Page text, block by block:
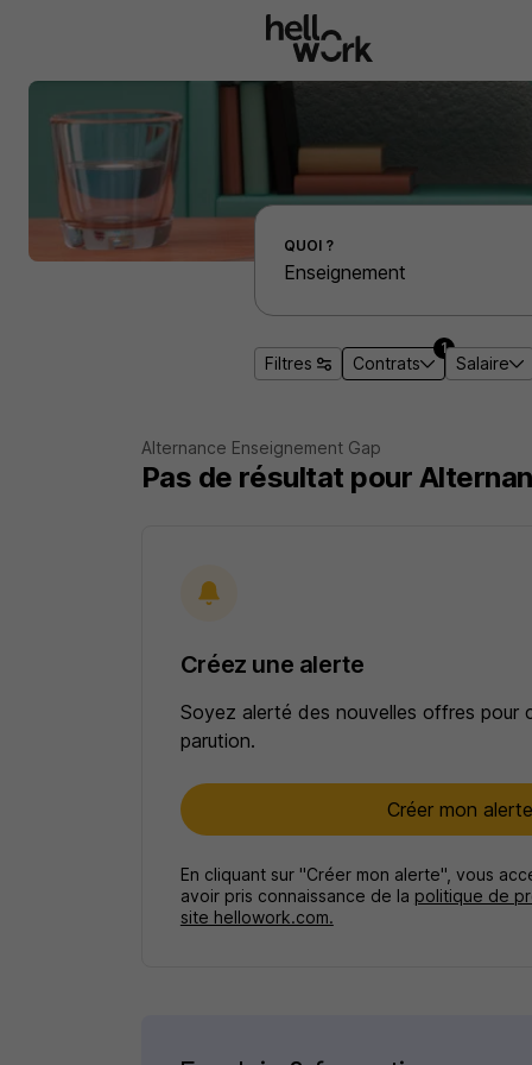
Effectuer une recherche d'emploi par localité
QUOI ?
Filtres Contrats
1
Salaire
Alternance Enseignement Gap
Pas de résultat pour
Créez une alerte
Soyez alerté des nouvelles offres pour
parution.
Créer mon alerte
En cliquant sur "Créer mon alerte", vous
avoir pris connaissance de la politique de
site hellowork.com.